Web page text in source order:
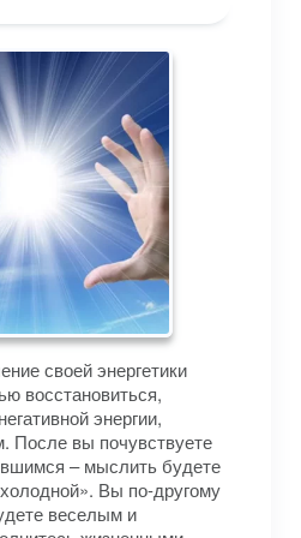
своей энергетики
восстановиться,
энергии,
После вы почувствуете
– мыслить будете
Вы по-другому
веселым и